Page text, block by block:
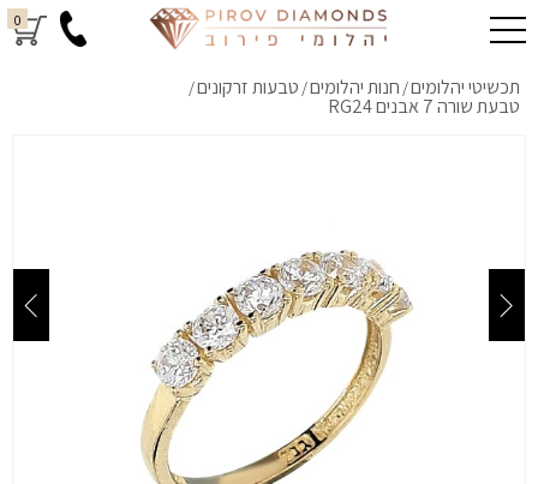
0
תכשיטי יהלומים/ חנות יהלומים/ טבעות זרקונים/
טבעת שורה 7 אבנים RG24